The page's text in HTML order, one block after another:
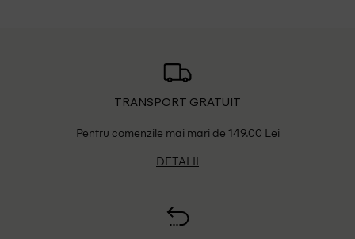
TRANSPORT GRATUIT
Pentru comenzile mai mari de 149.00 Lei
DETALII